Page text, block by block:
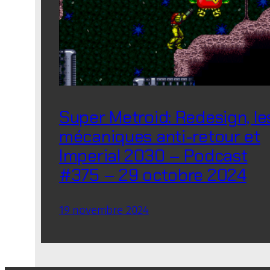
Super Metroid: Redesign,
mécaniques anti-retour et
Imperial 2030 – Podcast
#375 – 29 octobre 2024
19 novembre 2024